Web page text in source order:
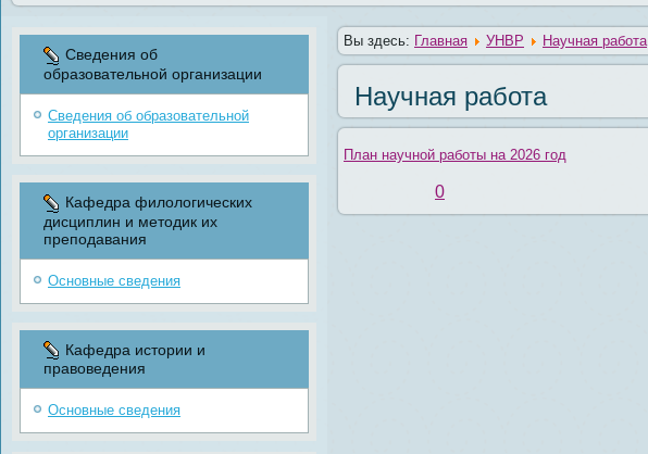
Сведения об
образовательной организации
Сведения об образовательной
организации
Кафедра филологических
дисциплин и методик их
преподавания
Основные сведения
Кафедра истории и
правоведения
Основные сведения
Вы здесь: Главная УНВР Научная работа
Научная работа
План научной работы на 2026 год
0